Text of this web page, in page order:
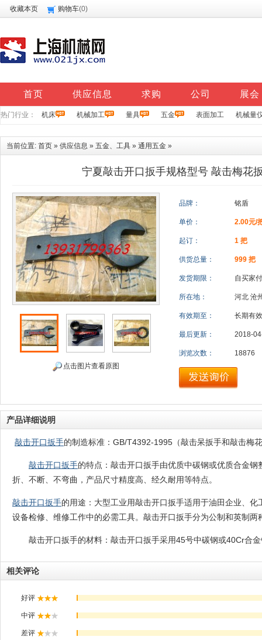
收藏本页 购物车(0)
首页 供应信息 求购 公司 展会
热门行业： 机床 机械加工 量具 五金 表面加工 机械量
当前位置: 首页 » 供应信息 » 五金、工具 » 通用五金 »
宁夏敲击开口扳手规格型号 敲击梅花
点击图片查看原图
品牌： 铭盾
单价： 2.00元/
起订： 1 把
供货总量： 999 把
发货期限： 自买家
所在地： 河北 沧
有效期至： 长期有效
最后更新： 2018-
浏览次数： 18876
产品详细说明
敲击开口扳手的制造标准：GB/T4392-1995（敲击呆扳手和敲击梅
敲击开口扳手的特点：敲击开口扳手由优质中碳钢或优质合金
折、不断、不弯曲，产品尺寸精度高、经久耐用等特点。
敲击开口扳手的用途：大型工业用敲击开口扳手适用于油田企业、
设备检修、维修工作中的必需工具。敲击开口扳手分为公制和英制两
敲击开口扳手的材料：敲击开口扳手采用45号中碳钢或40Cr合
相关评论